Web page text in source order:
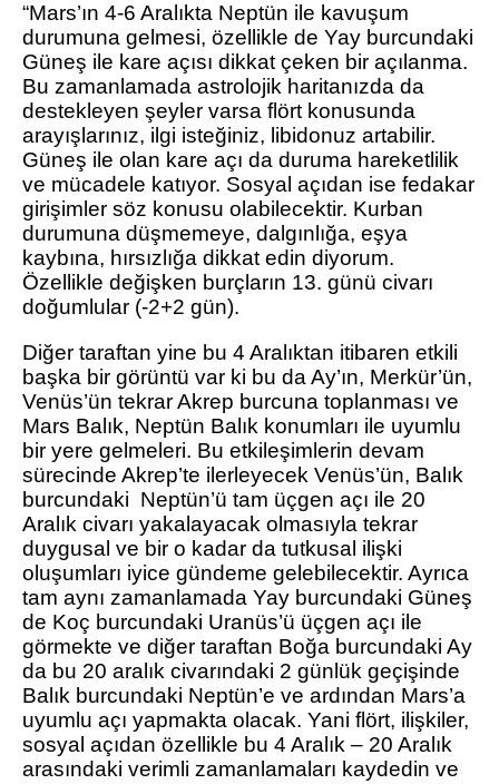
“Mars’ın 4-6 Aralıkta Neptün ile kavuşum
durumuna gelmesi, özellikle de Yay burcundaki
Güneş ile kare açısı dikkat çeken bir açılanma.
Bu zamanlamada astrolojik haritanızda da
destekleyen şeyler varsa flört konusunda
arayışlarınız, ilgi isteğiniz, libidonuz artabilir.
Güneş ile olan kare açı da duruma hareketlilik
ve mücadele katıyor. Sosyal açıdan ise fedakar
girişimler söz konusu olabilecektir. Kurban
durumuna düşmemeye, dalgınlığa, eşya
kaybına, hırsızlığa dikkat edin diyorum.
Özellikle değişken burçların 13. günü civarı
doğumlular (-2+2 gün).
Diğer taraftan yine bu 4 Aralıktan itibaren etkili
başka bir görüntü var ki bu da Ay’ın, Merkür’ün,
Venüs’ün tekrar Akrep burcuna toplanması ve
Mars Balık, Neptün Balık konumları ile uyumlu
bir yere gelmeleri. Bu etkileşimlerin devam
sürecinde Akrep’te ilerleyecek Venüs’ün, Balık
burcundaki Neptün’ü tam üçgen açı ile 20
Aralık civarı yakalayacak olmasıyla tekrar
duygusal ve bir o kadar da tutkusal ilişki
oluşumları iyice gündeme gelebilecektir. Ayrıca
tam aynı zamanlamada Yay burcundaki Güneş
de Koç burcundaki Uranüs’ü üçgen açı ile
görmekte ve diğer taraftan Boğa burcundaki Ay
da bu 20 aralık civarındaki 2 günlük geçişinde
Balık burcundaki Neptün’e ve ardından Mars’a
uyumlu açı yapmakta olacak. Yani flört, ilişkiler,
sosyal açıdan özellikle bu 4 Aralık – 20 Aralık
arasındaki verimli zamanlamaları kaydedin ve